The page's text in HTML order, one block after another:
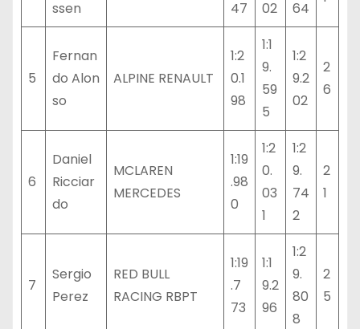
ssen 47 02 64
5
Fernan
do Alon
so
ALPINE RENAULT
1:2
0.1
98
1:1
9.
59
5
1:2
9.2
02
2
6
6
Daniel
Ricciar
do
MCLAREN
MERCEDES
1:19
.98
0
1:2
0.
03
1
1:2
9.
74
2
2
1
7
Sergio
Perez
RED BULL
RACING RBPT
1:19
.7
73
1:1
9.2
96
1:2
9.
80
8
2
5